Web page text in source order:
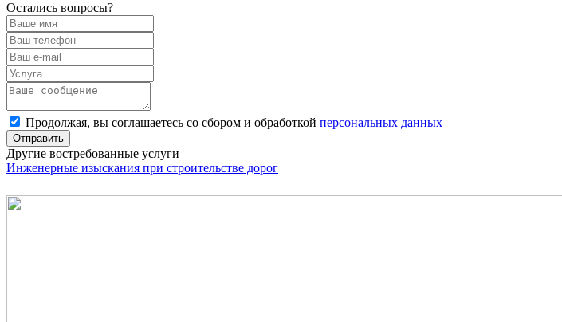
Остались вопросы?
Продолжая, вы соглашаетесь со сбором и обработкой персональных данных
Отправить
Другие востребованные услуги
Инженерные изыскания при строительстве дорог